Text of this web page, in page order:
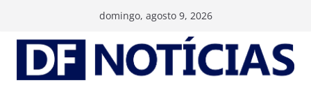
conteúdo
domingo, agosto 9, 2026